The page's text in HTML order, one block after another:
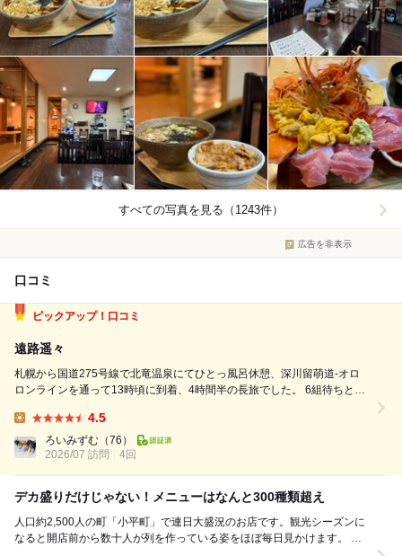
すべての写真を見る（1243件）
広告を非表示
口コミ
ピックアップ！口コミ
遠路遥々
札幌から国道275号線で北竜温泉にてひとっ風呂休憩、深川留萌道-オロ
ロンラインを通って13時頃に到着、4時間半の長旅でした。 6組待ちとの
どで呼ばれまして、座敷の方に案内されましたので、待っている間にある
程度決めていたものを注文...
4.5
ろいみずむ （76）
2026/07 訪問
4回
デカ盛りだけじゃない！メニューはなんと300種類超え
人口約2,500人の町「小平町」で連日大盛況のお店です。観光シーズンに
なると開店前から数十人が列を作っている姿をほぼ毎日見かけます。 で